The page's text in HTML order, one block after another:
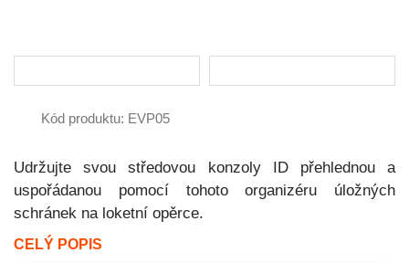
Kód produktu: EVP05
Udržujte svou středovou konzoly ID přehlednou a
uspořádanou pomocí tohoto organizéru úložných
schránek na loketní opěrce.
CELÝ POPIS